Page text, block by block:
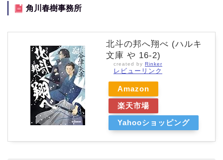
角川春樹事務所
北斗の邦へ翔べ (ハルキ
文庫 や 16-2)
created by Rinker
レビューリンク
Amazon
楽天市場
Yahooショッピング